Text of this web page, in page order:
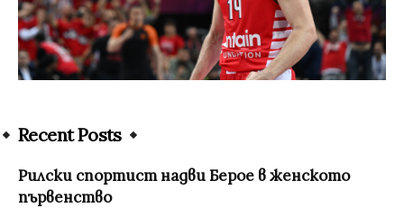
Recent Posts
Рилски спортист надви Берое в женското
първенство